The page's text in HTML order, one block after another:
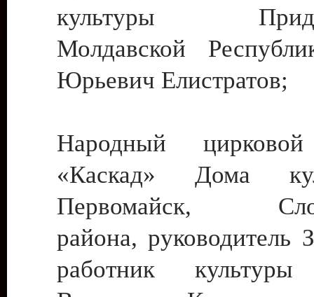
культуры
Молдавской
Юрьевич Елистратов;
Народный цирковой
«Каскад» Дома
Первомайск,
района, руководитель
работник культуры